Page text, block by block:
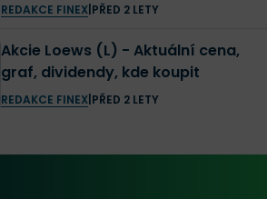
REDAKCE FINEX| PŘED 2 LETY
Akcie Loews (L) - Aktuální cena,
graf, dividendy, kde koupit
REDAKCE FINEX| PŘED 2 LETY